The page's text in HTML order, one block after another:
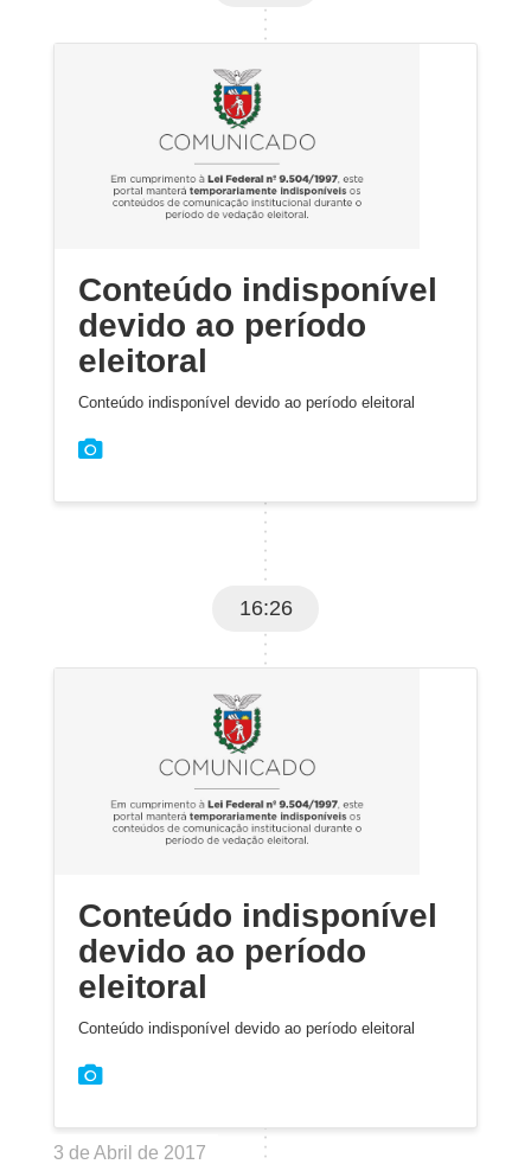
Conteúdo indisponível
devido ao período
eleitoral
Conteúdo indisponível devido ao período eleitoral
16:26
Conteúdo indisponível
devido ao período
eleitoral
Conteúdo indisponível devido ao período eleitoral
3 de Abril de 2017